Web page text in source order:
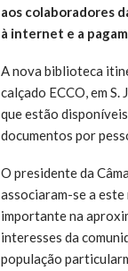
aos colaboradores
à internet e a
A nova biblioteca
calçado ECCO, em
que estão
documentos por
O presidente da
associaram-se a este
importante na
interesses da
população